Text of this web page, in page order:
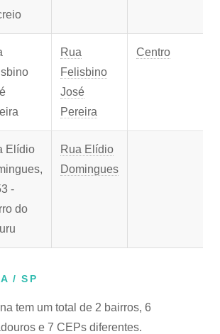
Rua
Felisbino
José
Pereira
Centro
Elídio
-
do
Rua Elídio
Domingues
/ SP
tem um total de 2 bairros, 6
e 7 CEPs diferentes.